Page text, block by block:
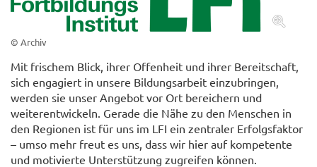
© Archiv
Mit frischem Blick, ihrer Offenheit und ihrer Bereitschaft,
sich engagiert in unsere Bildungsarbeit einzubringen,
werden sie unser Angebot vor Ort bereichern und
weiterentwickeln. Gerade die Nähe zu den Menschen in
den Regionen ist für uns im LFI ein zentraler Erfolgsfaktor
– umso mehr freut es uns, dass wir hier auf kompetente
und motivierte Unterstützung zugreifen können.